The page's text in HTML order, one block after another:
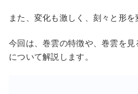
また、変化も激しく、刻々と形を
今回は、巻雲の特徴や、巻雲を
について解説します。